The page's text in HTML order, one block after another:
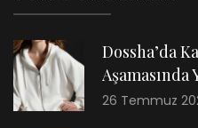
Dossha’da
Aşamasında
26 Temmuz